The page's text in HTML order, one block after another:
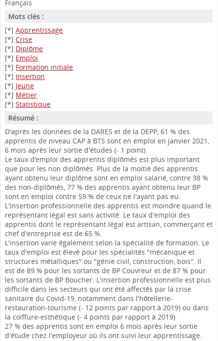
Français
Mots clés :
[*]Apprentissage
[*]Crise
[*] Diplôme
[*] Emploi
[*] Formation initiale
[*] Insertion
[*] Jeune
[*] Métier
[*]Statistique
Résumé :
D'après les données de la DARES et de la DEPP, 61 % des
apprentis de niveau CAP à BTS sont en emploi en janvier 2021,
6 mois après leur sortie d'études (- 1 point).
Le taux d’emploi des apprentis diplômés est plus important
que pour les non diplômés. Plus de la moitié des apprentis
ayant obtenu leur diplôme sont en emploi salarié, contre 38 %
des non-diplômés, 77 % des apprentis ayant obtenu leur BP
sont en emploi contre 59 % de ceux ne l'ayant pas eu.
L'insertion professionnelle des apprentis est moindre quand le
représentant légal est sans activité. Le taux d'emploi des
apprentis dont le représentant légal est artisan, commerçant et
chef d'entreprise est de 65 %.
L'insertion varie également selon la spécialité de formation. Le
taux d'emploi est élevé pour les spécialités "mécanique et
structures métalliques" ou "génie civil, construction, bois". Il
est de 89 % pour les sortants de BP Couvreur et de 87 % pour
les sortants de BP Boucher. L'insertion professionnelle est plus
difficile dans les secteurs qui ont été affectés par la crise
sanitaire du Covid-19, notamment dans l'hôtellerie-
restauration-tourisme (- 12 points par rapport à 2019) ou dans
la coiffure-esthétique (- 4 points par rapport à 2019).
27 % des apprentis sont en emploi 6 mois après leur sortie
d'étude chez l'employeur où ils ont suivi leur apprentissage.